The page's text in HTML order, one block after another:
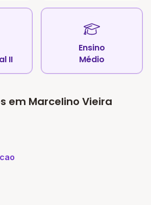
II
Ensino
Médio
em Marcelino Vieira